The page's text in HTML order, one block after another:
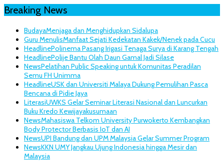
Breaking News
BudayaMenjaga dan Menghidupkan Sidalupa
Guru MenulisManfaat Sejati Kedekatan Kakek/Nenek pada Cucu
HeadlinePolinema Pasang Irigasi Tenaga Surya di Karang Tengah
HeadlinePolije Bantu Olah Daun Gamal Jadi Silase
NewsPelatihan Public Speaking untuk Komunitas Peradilan
Semu FH Unimma
HeadlineUSK dan Universiti Malaya Dukung Pemulihan Pasca
Bencana di Pidie Jaya
LiterasiUWKS Gelar Seminar Literasi Nasional dan Luncurkan
Buku Kredo Kewijayakusumaan
NewsMahasiswa Telkom University Purwokerto Kembangkan
Body Protector Berbasis IoT dan AI
NewsUPI Bandung dan UPM Malaysia Gelar Summer Program
NewsKKN UMY Jangkau Ujung Indonesia hingga Mesir dan
Malaysia